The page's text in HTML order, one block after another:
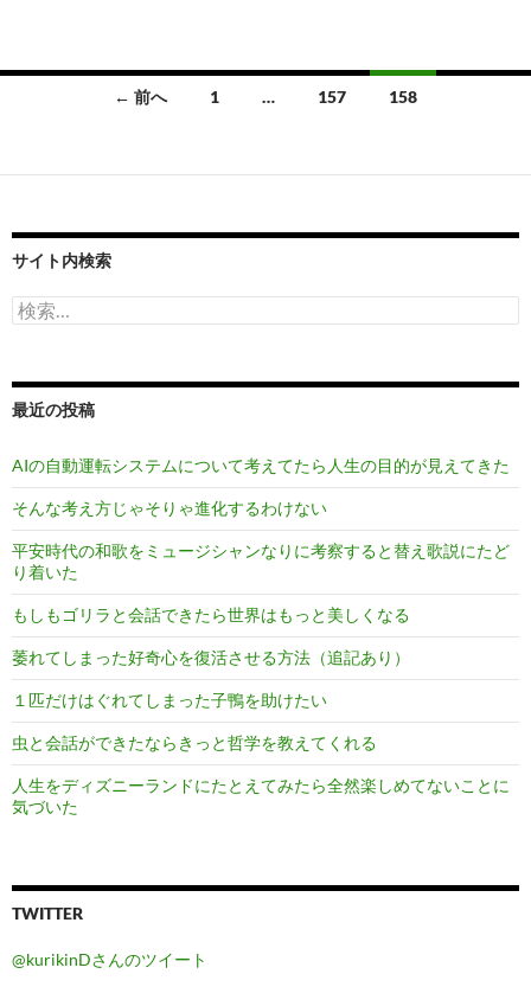
ナ
ゲ
ー
ョ
ン
← 前へ 1 … 157 158
サイト内検索
検
索:
最近の投稿
AIの自動運転システムについて考えてたら人生の目的が見えてきた
そんな考え方じゃそりゃ進化するわけない
平安時代の和歌をミュージシャンなりに考察すると替え歌説にたど
り着いた
もしもゴリラと会話できたら世界はもっと美しくなる
萎れてしまった好奇心を復活させる方法（追記あり）
１匹だけはぐれてしまった子鴨を助けたい
虫と会話ができたならきっと哲学を教えてくれる
人生をディズニーランドにたとえてみたら全然楽しめてないことに
気づいた
TWITTER
@kurikinDさんのツイート